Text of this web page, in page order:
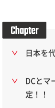
日本を
DCとマ
定！！